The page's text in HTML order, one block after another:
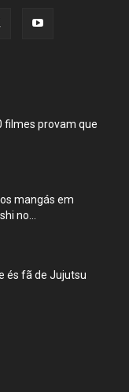
filmes provam que
mangás em
no...
és fã de Jujutsu